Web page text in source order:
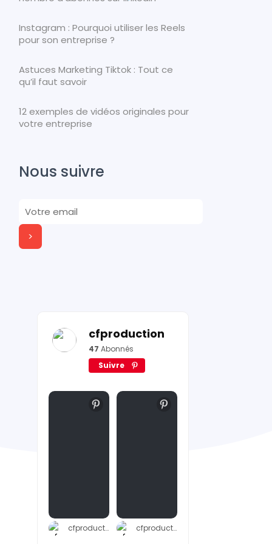
Instagram : Pourquoi utiliser les Reels
pour son entreprise ?
Astuces Marketing Tiktok : Tout ce
qu’il faut savoir
12 exemples de vidéos originales pour
votre entreprise
Nous suivre
cfproduction
47 Abonnés
Suivre
cfproduction cfproduction